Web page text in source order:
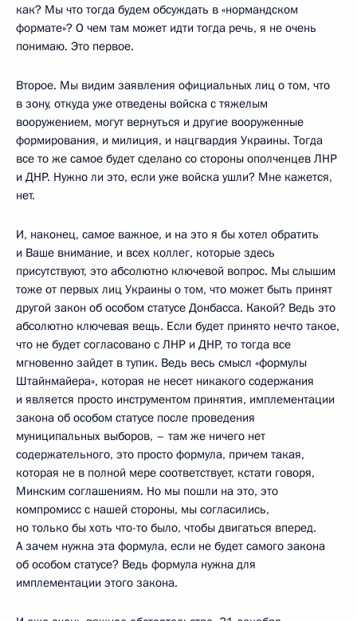
как? Мы что тогда будем обсуждать в «нормандском
формате»? О чем там может идти тогда речь, я не очень
понимаю. Это первое.
Второе. Мы видим заявления официальных лиц о том, что
в зону, откуда уже отведены войска с тяжелым
вооружением, могут вернуться и другие вооруженные
формирования, и милиция, и нацгвардия Украины. Тогда
все то же самое будет сделано со стороны ополченцев ЛНР
и ДНР. Нужно ли это, если уже войска ушли? Мне кажется,
нет.
И, наконец, самое важное, и на это я бы хотел обратить
и Ваше внимание, и всех коллег, которые здесь
присутствуют, это абсолютно ключевой вопрос. Мы слышим
тоже от первых лиц Украины о том, что может быть принят
другой закон об особом статусе Донбасса. Какой? Ведь это
абсолютно ключевая вещь. Если будет принято нечто такое,
что не будет согласовано с ЛНР и ДНР, то тогда все
мгновенно зайдет в тупик. Ведь весь смысл «формулы
Штайнмайера», которая не несет никакого содержания
и является просто инструментом принятия, имплементации
закона об особом статусе после проведения
муниципальных выборов, – там же ничего нет
содержательного, это просто формула, причем такая,
которая не в полной мере соответствует, кстати говоря,
Минским соглашениям. Но мы пошли на это, это
компромисс с нашей стороны, мы согласились,
но только бы хоть что-то было, чтобы двигаться вперед.
А зачем нужна эта формула, если не будет самого закона
об особом статусе? Ведь формула нужна для
имплементации этого закона.